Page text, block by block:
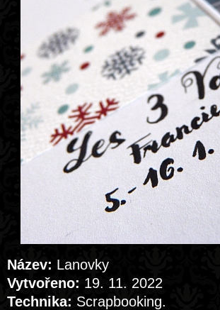
Název: Lanovky
Vytvořeno: 19. 11. 2022
Technika: Scrapbooking.